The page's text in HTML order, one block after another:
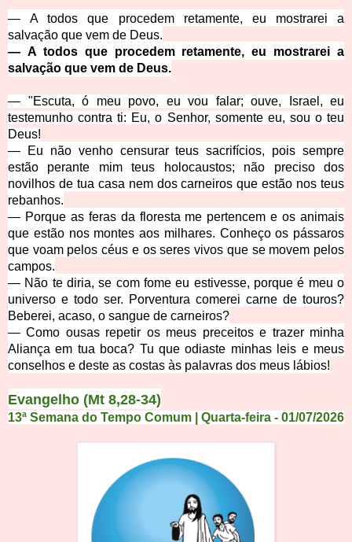
—A todos que procedem retamente, eu mostrarei a
salvação que vem de Deus.
— A todos que procedem retamente, eu mostrarei a
salvação que vem de Deus.
— "Escuta, ó meu povo, eu vou falar; ouve, Israel, eu
testemunho contra ti: Eu, o Senhor, somente eu, sou o teu
Deus!
—
Eu não venho censurar teus sacrifícios, pois sempre
estão perante mim teus holocaustos; não preciso dos
novilhos de tua casa nem dos carneiros que estão nos teus
rebanhos.
— Porque as feras da floresta me pertencem e os animais
que estão nos montes aos milhares. Conheço os pássaros
que voam pelos céus e os seres vivos que se movem pelos
campos.
— Não te diria, se com fome eu estivesse, porque é meu o
universo e todo ser. Porventura comerei carne de touros?
Beberei, acaso, o sangue de carneiros?
—Como ousas repetir os meus preceitos e trazer minha
Aliança em tua boca? Tu que odiaste minhas leis e meus
conselhos e deste as costas às palavras dos meus lábios!
Evangelho (Mt 8,28-34)
13ª Semana do Tempo Comum | Quarta-feira - 01/07/2026